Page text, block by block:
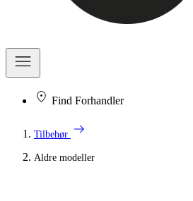
Find Forhandler
Tilbehør arrow_right_alt
Aldre modeller